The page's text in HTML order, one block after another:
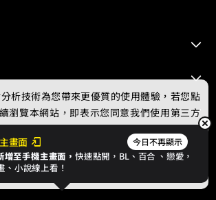
Digital Entertainment Co., Ltd.
畫面 今日不再顯示
增至手機主畫面，快速點開，BL、 百合 、戀愛，
、小說線上看！
析技術為您帶來更優質的使用體驗，若您點
瀏覽本網站，即表示您同意我們使用第三方
多資訊請見隱私權政策。
我同意